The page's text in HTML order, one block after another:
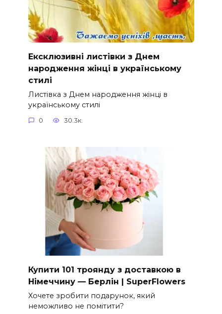
Ексклюзивні листівки з Днем
народження жінці в українському
стилі
Листівка з Днем народження жінці в
українському стилі
0 30.3к.
Купити 101 троянду з доставкою в
Німеччину — Берлін | SuperFlowers
Хочете зробити подарунок, який
неможливо не помітити?